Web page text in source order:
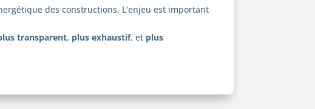
des constructions. L’enjeu est important
transparent, plus exhaustif, et plus